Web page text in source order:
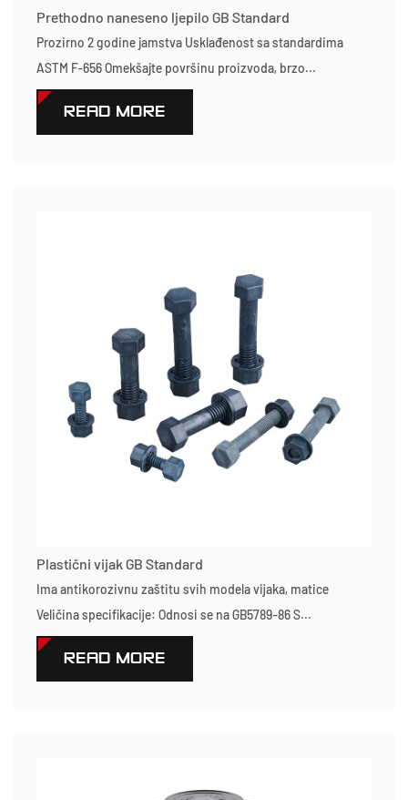
Prethodno naneseno ljepilo GB Standard
Prozirno 2 godine jamstva Usklađenost sa standardima
ASTM F-656 Omekšajte površinu proizvoda, brzo...
READ MORE
Plastični vijak GB Standard
Ima antikorozivnu zaštitu svih modela vijaka, matice
Veličina specifikacije: Odnosi se na GB5789-86 S...
READ MORE